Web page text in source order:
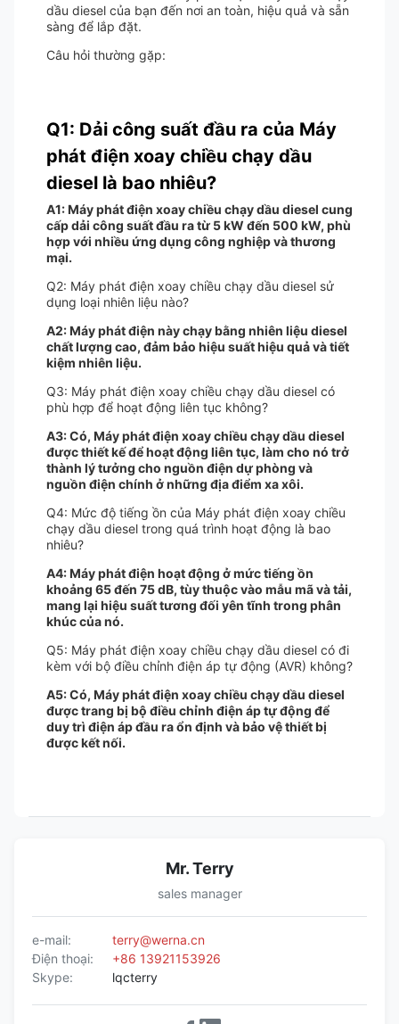
dầu diesel của bạn đến nơi an toàn, hiệu quả và sẵn
sàng để lắp đặt.
Câu hỏi thường gặp:
Q1: Dải công suất đầu ra của Máy
phát điện xoay chiều chạy dầu
diesel là bao nhiêu?
A1: Máy phát điện xoay chiều chạy dầu diesel cung
cấp dải công suất đầu ra từ 5 kW đến 500 kW, phù
hợp với nhiều ứng dụng công nghiệp và thương
mại.
Q2: Máy phát điện xoay chiều chạy dầu diesel sử
dụng loại nhiên liệu nào?
A2: Máy phát điện này chạy bằng nhiên liệu diesel
chất lượng cao, đảm bảo hiệu suất hiệu quả và tiết
kiệm nhiên liệu.
Q3: Máy phát điện xoay chiều chạy dầu diesel có
phù hợp để hoạt động liên tục không?
A3: Có, Máy phát điện xoay chiều chạy dầu diesel
được thiết kế để hoạt động liên tục, làm cho nó trở
thành lý tưởng cho nguồn điện dự phòng và
nguồn điện chính ở những địa điểm xa xôi.
Q4: Mức độ tiếng ồn của Máy phát điện xoay chiều
chạy dầu diesel trong quá trình hoạt động là bao
nhiêu?
A4: Máy phát điện hoạt động ở mức tiếng ồn
khoảng 65 đến 75 dB, tùy thuộc vào mẫu mã và tải,
mang lại hiệu suất tương đối yên tĩnh trong phân
khúc của nó.
Q5: Máy phát điện xoay chiều chạy dầu diesel có đi
kèm với bộ điều chỉnh điện áp tự động (AVR) không?
A5: Có, Máy phát điện xoay chiều chạy dầu diesel
được trang bị bộ điều chỉnh điện áp tự động để
duy trì điện áp đầu ra ổn định và bảo vệ thiết bị
được kết nối.
Mr. Terry
sales manager
e-mail:
terry@werna.cn
Điện thoại:
+86 13921153926
Skype:
lqcterry